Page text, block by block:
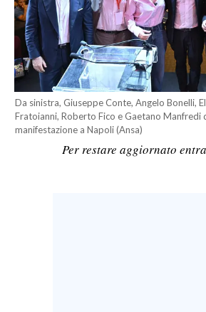
ECONOMIA
SERVIZI ALLE IMPRESE
LAVORO
BANDI
SPORT IN SARDEGNA
Da sinistra, Giuseppe Conte, Angelo Bonelli,
Fratoianni, Roberto Fico e Gaetano Manfredi
manifestazione a Napoli (Ansa)
Per restare aggiornato